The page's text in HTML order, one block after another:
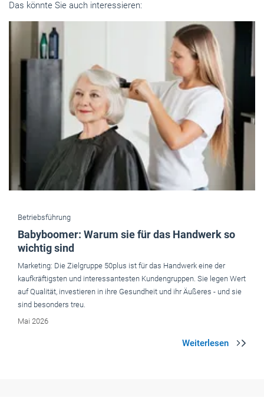
Das könnte Sie auch interessieren:
Betriebsführung
Babyboomer: Warum sie für das Handwerk so
wichtig sind
Marketing: Die Zielgruppe 50plus ist für das Handwerk eine der
kaufkräftigsten und interessantesten Kundengruppen. Sie legen Wert
auf Qualität, investieren in ihre Gesundheit und ihr Äußeres - und sie
sind besonders treu.
Mai 2026